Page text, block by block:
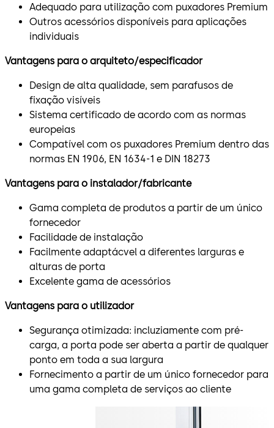
Adequado para utilização com puxadores Premium
Outros acessórios disponíveis para aplicações
individuais
Vantagens para o arquiteto/especificador
Design de alta qualidade, sem parafusos de
fixação visíveis
Sistema certificado de acordo com as normas
europeias
Compatível com os puxadores Premium dentro das
normas EN 1906, EN 1634-1 e DIN 18273
Vantagens para o instalador/fabricante
Gama completa de produtos a partir de um único
fornecedor
Facilidade de instalação
Facilmente adaptácvel a diferentes larguras e
alturas de porta
Excelente gama de acessórios
Vantagens para o utilizador
Segurança otimizada: incluziamente com pré-
carga, a porta pode ser aberta a partir de qualquer
ponto em toda a sua largura
Fornecimento a partir de um único fornecedor para
uma gama completa de serviços ao cliente